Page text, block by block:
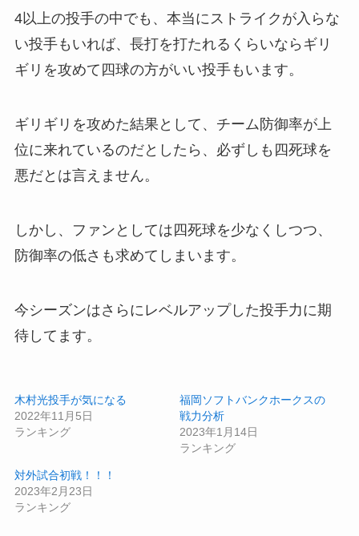
4以上の投手の中でも、本当にストライクが入らな
い投手もいれば、長打を打たれるくらいならギリ
ギリを攻めて四球の方がいい投手もいます。
ギリギリを攻めた結果として、チーム防御率が上
位に来れているのだとしたら、必ずしも四死球を
悪だとは言えません。
しかし、ファンとしては四死球を少なくしつつ、
防御率の低さも求めてしまいます。
今シーズンはさらにレベルアップした投手力に期
待してます。
木村光投手が気になる
2022年11月5日
ランキング
福岡ソフトバンクホークスの
戦力分析
2023年1月14日
ランキング
対外試合初戦！！！
2023年2月23日
ランキング